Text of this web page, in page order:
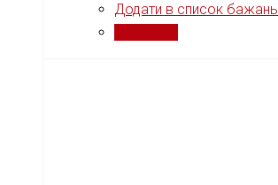
Додати в список бажань